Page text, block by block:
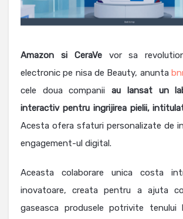
Amazon si CeraVevor sa
electronic pe nisa de Beauty, anunta
cele doua companiiau lansat un
interactiv pentru ingrijirea pielii,
Acesta ofera sfaturi personalizate de
engagement-ul digital.
Aceasta colaborare unica costa
inovatoare, creata pentru a ajuta
gaseasca produsele potrivite tenului